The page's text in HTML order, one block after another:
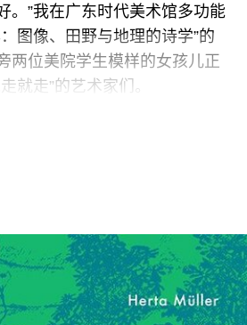
。”我在广东时代美术馆多功能
图像、田野与地理的诗学”的
两位美院学生模样的女孩儿正
就走”的艺术家们。
宁策划、旨在“探索中国当代艺
地理的现场，其中一部分人本
，比如参加开幕对谈的朱英
媒体人，摄影师和旅行专栏作
些工作经历想必对他此次围绕
费迪南德·冯·李希霍芬（1833